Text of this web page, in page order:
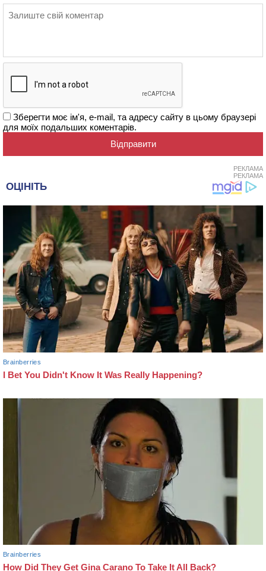
Зберегти моє ім'я, e-mail, та адресу сайту в цьому браузері
для моїх подальших коментарів.
РЕКЛАМА
РЕКЛАМА